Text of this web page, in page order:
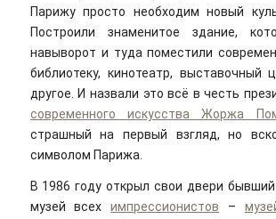
Парижу просто необходим новый
Построили знаменитое здание,
навыворот и туда поместили
библиотеку, кинотеатр, выставочный
другое. И назвали это всё в честь
современного искусства Жоржа
страшный на первый взгляд, но
символом Парижа.
В 1986 году открыл свои двери
музей всехимпрессионистов –